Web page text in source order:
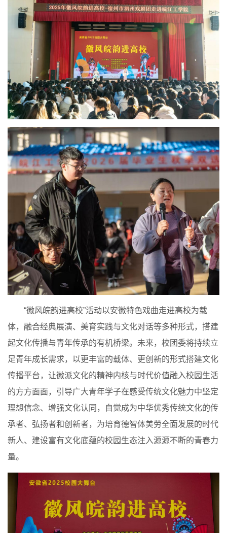
“徽风皖韵进高校”活动以安徽特色戏曲走进高校为载
体，融合经典展演、美育实践与文化对话等多种形式，搭建
起文化传播与青年传承的有机桥梁。未来，校团委将持续立
足青年成长需求，以更丰富的载体、更创新的形式搭建文化
传播平台，让徽派文化的精神内核与时代价值融入校园生活
的方方面面，引导广大青年学子在感受传统文化魅力中坚定
理想信念、增强文化认同，自觉成为中华优秀传统文化的传
承者、弘扬者和创新者，为培育德智体美劳全面发展的时代
新人、建设富有文化底蕴的校园生态注入源源不断的青春力
量。